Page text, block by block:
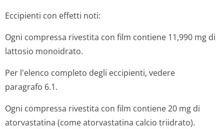
Eccipienti con effetti noti:
Ogni compressa rivestita con film contiene 11,990 mg di
lattosio monoidrato.
Per l'elenco completo degli eccipienti, vedere
paragrafo 6.1.
Ogni compressa rivestita con film contiene 20 mg di
atorvastatina (come atorvastatina calcio triidrato).